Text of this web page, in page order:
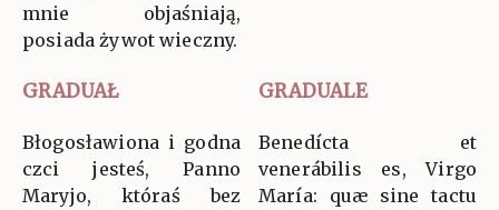
mnie objaśniają,
posiada żywot wieczny.
GRADUAŁ GRADUALE
Błogosławiona i godna
czci jesteś, Panno
Maryjo, któraś bez
Benedícta et
venerábilis es, Virgo
María: quæ sine tactu